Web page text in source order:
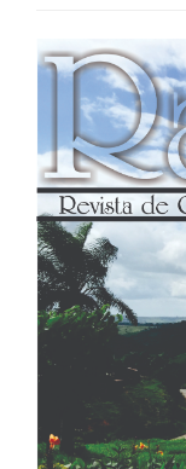
Barra
lateral
de